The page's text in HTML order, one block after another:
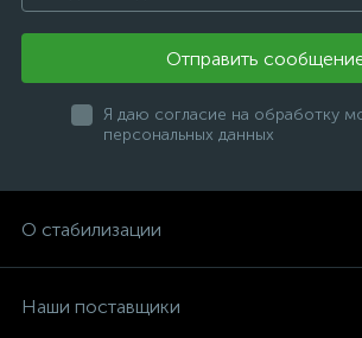
Отправить
Я даю согласие на обработку
персональных данных
О стабилизации
Наши поставщики